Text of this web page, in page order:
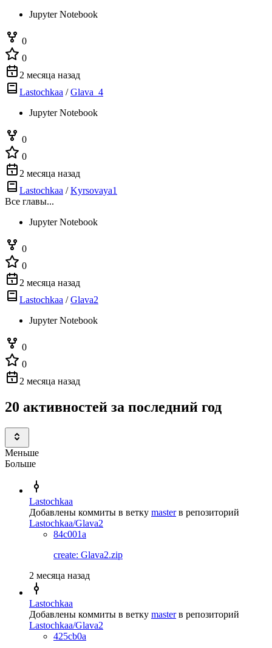
Jupyter Notebook
0
0
2 месяца назад
Lastochkaa /Glava_4
Jupyter Notebook
0
0
2 месяца назад
Lastochkaa /Kyrsovaya1
Все главы...
Jupyter Notebook
0
0
2 месяца назад
Lastochkaa /Glava2
Jupyter Notebook
0
0
2 месяца назад
20 активностей за последний год
Меньше
Больше
Lastochkaa
Добавлены коммиты в ветку master в репозиторий
Lastochkaa/Glava2
84c001a
create: Glava2.zip
2 месяца назад
Lastochkaa
Добавлены коммиты в ветку master в репозиторий
Lastochkaa/Glava2
425cb0a